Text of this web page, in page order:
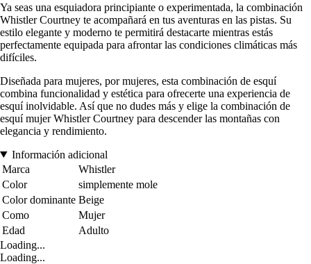
Ya seas una esquiadora principiante o experimentada, la combinación
Whistler Courtney te acompañará en tus aventuras en las pistas. Su
estilo elegante y moderno te permitirá destacarte mientras estás
perfectamente equipada para afrontar las condiciones climáticas más
difíciles.
Diseñada para mujeres, por mujeres, esta combinación de esquí
combina funcionalidad y estética para ofrecerte una experiencia de
esquí inolvidable. Así que no dudes más y elige la combinación de
esquí mujer Whistler Courtney para descender las montañas con
elegancia y rendimiento.
Información adicional
Marca
Whistler
Color
simplemente mole
Color dominante Beige
Como
Mujer
Edad
Adulto
Loading...
Loading...